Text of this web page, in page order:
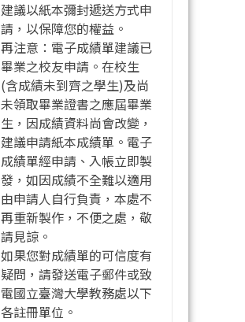
建議以紙本彌封遞送方式申
請，以保障您的權益。
再注意：電子成績單建議已
畢業之校友申請。在校生
(含成績未到齊之學生)及尚
未領取畢業證書之應屆畢業
生，因成績資料尚會改變，
建議申請紙本成績單。電子
成績單經申請、入帳立即製
發，如因成績不全難以適用
由申請人自行負責，本處不
再重新製作，不便之處，敬
請見諒。
如果您對成績單的可信度有
疑問，請發送電子郵件或致
電國立臺灣大學教務處以下
各註冊單位。